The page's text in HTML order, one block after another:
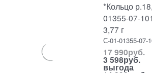
*Кольцо
01355-07-
3,77 г
С-01-01355-07-
17 990руб.
3 598руб.
выгода